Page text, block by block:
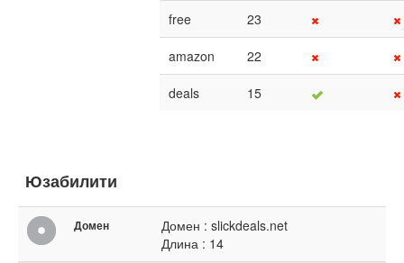
free 23
amazon 22
deals 15
Юзабилити
Домен
Домен : slickdeals.net
Длина : 14